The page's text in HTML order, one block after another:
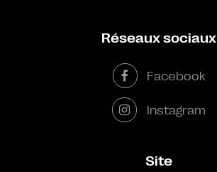
Réseaux sociaux
Facebook
Instagram
Site